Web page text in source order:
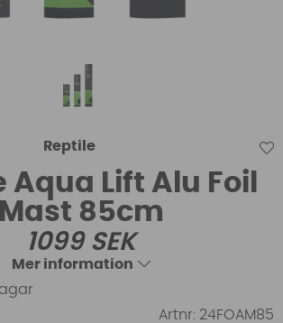
Reptile
Aqua Lift Alu Foil
Mast 85cm
1099SEK
Mer information
Artnr: 24FOAM85